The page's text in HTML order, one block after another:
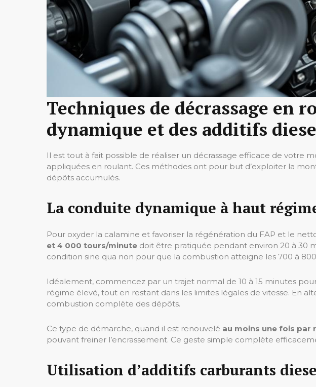
Techniques de décrassage en
dynamique et des additifs
Il est tout à fait possible de réaliser un décrassage efficace de votre
appliquées en roulant. Ces méthodes ont pour but d’exploiter la
dépôts accumulés.
La conduite dynamique à haut
Pour oxyder la calamine et favoriser la régénération du FAP et le
et 4 000 tours/minute doit être pratiquée pendant environ 20 à 30
condition sine qua non pour que la combustion atteigne les 700 à 800
Idéalement, commencez par un trajet normal de 10 à 15 minutes
régime élevé, tout en restant dans les limites légales de vitesse. En
combustion complète des dépôts.
Ce type de démarche, quand il est renouvelé au moins une fois par
pouvant freiner l’encrassement. Ce geste simple complète
Utilisation d’additifs carburants